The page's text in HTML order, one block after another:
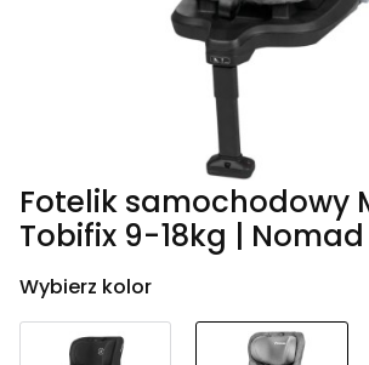
Fotelik samochodowy
Tobifix 9-18kg |
Wybierz kolor